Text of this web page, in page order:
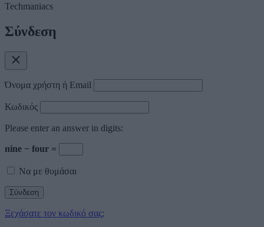
Techmaniacs
Σύνδεση
Όνομα χρήστη ή Email
Κωδικός
Please enter an answer in digits:
nine − four =
Να με θυμάσαι
Ξεχάσατε τον κωδικό σας;